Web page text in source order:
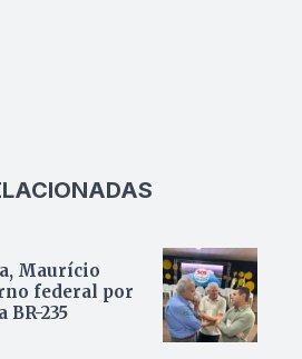
Maurício
federal por
235